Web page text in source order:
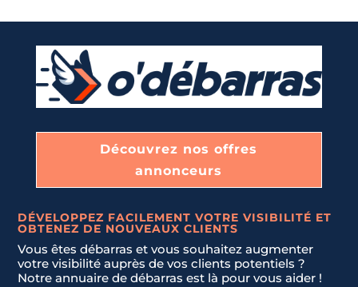
Découvrez nos offres
annonceurs
DÉVELOPPEZ FACILEMENT VOTRE VISIBILITÉ ET
OBTENEZ DE NOUVEAUX CLIENTS
Vous êtes débarras et vous souhaitez augmenter
votre visibilité auprès de vos clients potentiels ?
Notre annuaire de débarras est là pour vous aider !
DÉBLAIEMENT DE CAVES, GARAGES, ET GRENIERS
LIVRAISON ET INSTALLATION DE NOUVEAUX MEUBLES.
JE NE SAIS PAS
e
d
s
+
1
Message*
Envoyer la demande